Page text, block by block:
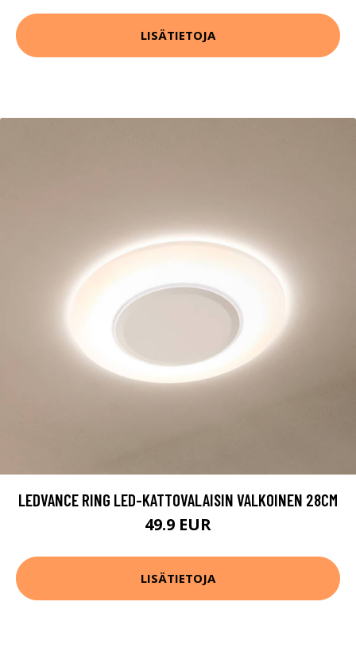
LISÄTIETOJA
LEDVANCE RING LED-KATTOVALAISIN VALKOINEN 28CM
49.9 EUR
LISÄTIETOJA